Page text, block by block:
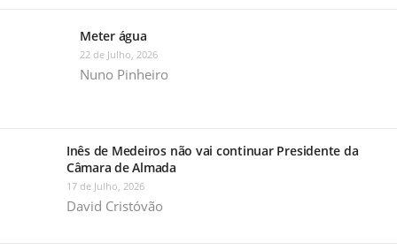
Meter água
22 de Julho, 2026
Nuno Pinheiro
Inês de Medeiros não vai continuar Presidente da
Câmara de Almada
17 de Julho, 2026
David Cristóvão